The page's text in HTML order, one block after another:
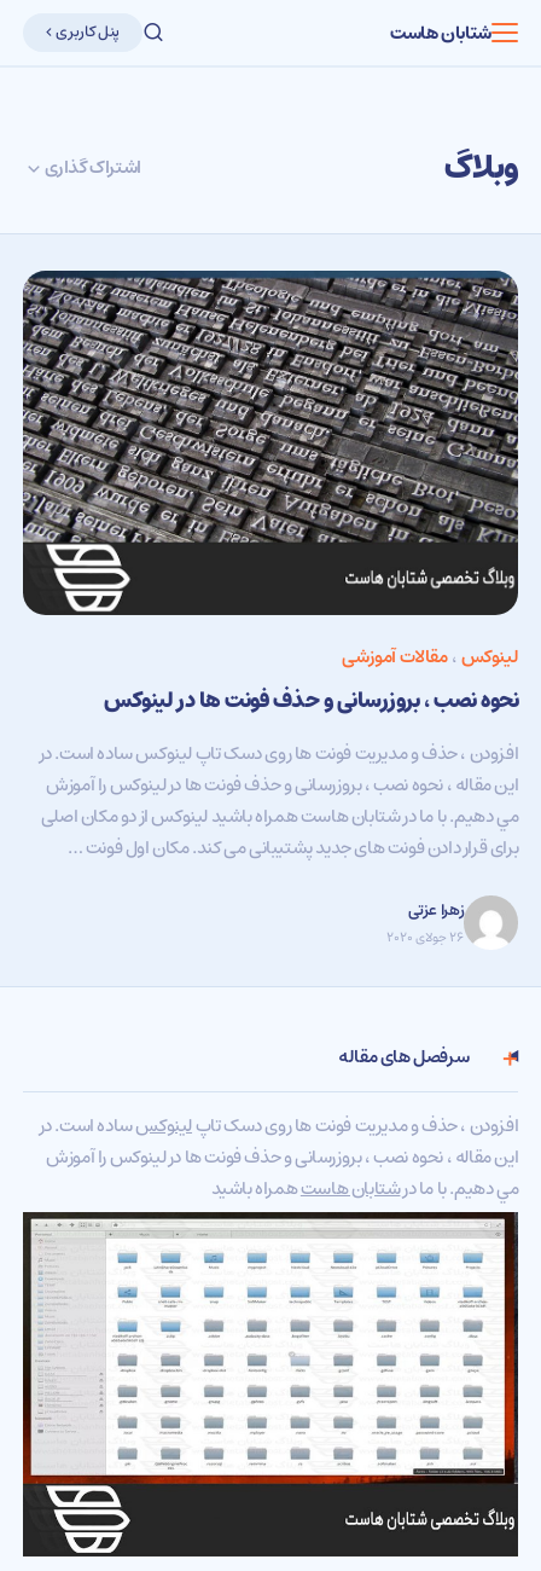
شتابان هاست پنل کاربری
وبلاگ اشتراک گذاری
لینوکس،مقالات آموزشی
نحوه نصب ، بروزرسانی و حذف فونت ها در لینوکس
افزودن ، حذف و مدیریت فونت ها روی دسک تاپ لینوکس ساده است. در
اين مقاله ، نحوه نصب ، بروزرسانی و حذف فونت ها در لینوکس را آموزش
مي دهيم. با ما در شتابان هاست همراه باشيد لینوکس از دو مکان اصلی
برای قرار دادن فونت های جدید پشتیبانی می کند. مکان اول فونت …
زهرا عزتی
۲۶ جولای ۲۰۲۰
سرفصل های مقاله
افزودن ، حذف و مدیریت فونت ها روی دسک تاپلینوکسساده است. در
اين مقاله ، نحوه نصب ، بروزرسانی و حذف فونت ها در لینوکس را آموزش
مي دهيم. با ما درشتابان هاستهمراه باشيد